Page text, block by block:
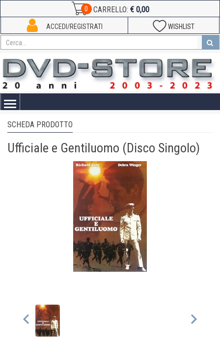
0 CARRELLO: € 0,00
WISHLIST
ACCEDI/REGISTRATI
Toggle
SCHEDA PRODOTTO
Ufficiale e Gentiluomo (Disco Singolo)